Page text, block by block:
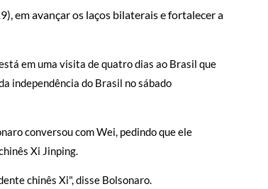
em avançar os laços bilaterais e fortalecer a
em uma visita de quatro dias ao Brasil que
independência do Brasil no sábado
conversou com Wei, pedindo que ele
Xi Jinping.
chinês Xi", disse Bolsonaro.